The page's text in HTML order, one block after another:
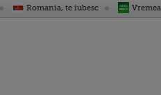
Romania, te iubesc Vremea